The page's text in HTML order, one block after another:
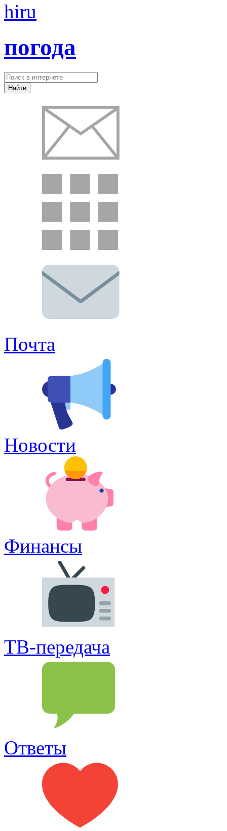
hiru
погода
Найти
Почта
Новости
Финансы
ТВ-передача
Ответы